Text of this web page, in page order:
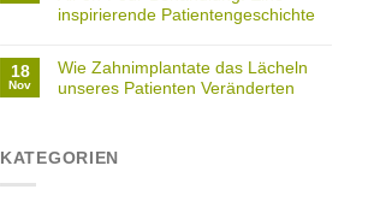
inspirierende Patientengeschichte
18
Nov
Wie Zahnimplantate das Lächeln
unseres Patienten Veränderten
KATEGORIEN